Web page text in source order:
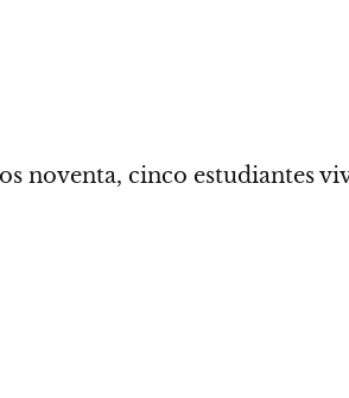
noventa, cinco estudiantes